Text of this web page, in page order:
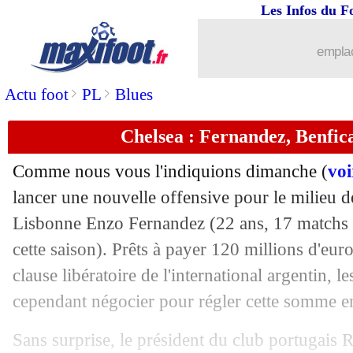
Actu foot> PL > Blues
Les Infos du
Chelsea : Fernandez,
Comme nous vous l'indiquions dimanche (
lancer une nouvelle offensive pour le milieu
Lisbonne Enzo Fernandez (22 ans, 17
cette saison). Prêts à payer 120 millions
clause libératoire de l'international argentin,
cependant négocier pour régler cette somme
Sans surprise, le président du club portugais
Wolverhampton : Gomes a bien
30/01 Everton: Dyche, c'est fait (officiel)
30/01 Bordeaux: Elis en route pour Brest
30/01 Palace: un Français en approche
30/01 PSG: départ compliqué pour Navas
30/01 OM: revirement pour Amavi
Esp. (Cpe) : un Clasico en demi-